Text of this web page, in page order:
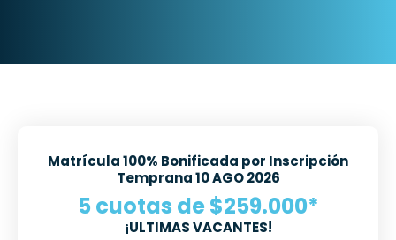
Matrícula 100% Bonificada por Inscripción
Temprana10 AGO 2026
5 cuotas de $259.000*
¡ULTIMAS VACANTES!